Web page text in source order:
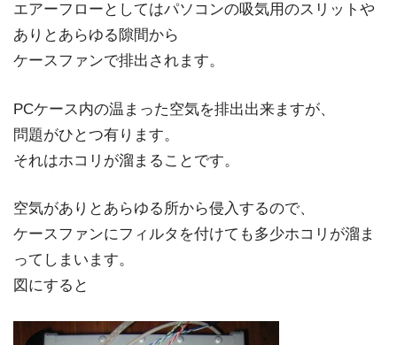
エアーフローとしてはパソコンの吸気用のスリットや
ありとあらゆる隙間から
ケースファンで排出されます。
PCケース内の温まった空気を排出出来ますが、
問題がひとつ有ります。
それはホコリが溜まることです。
空気がありとあらゆる所から侵入するので、
ケースファンにフィルタを付けても多少ホコリが溜ま
ってしまいます。
図にすると